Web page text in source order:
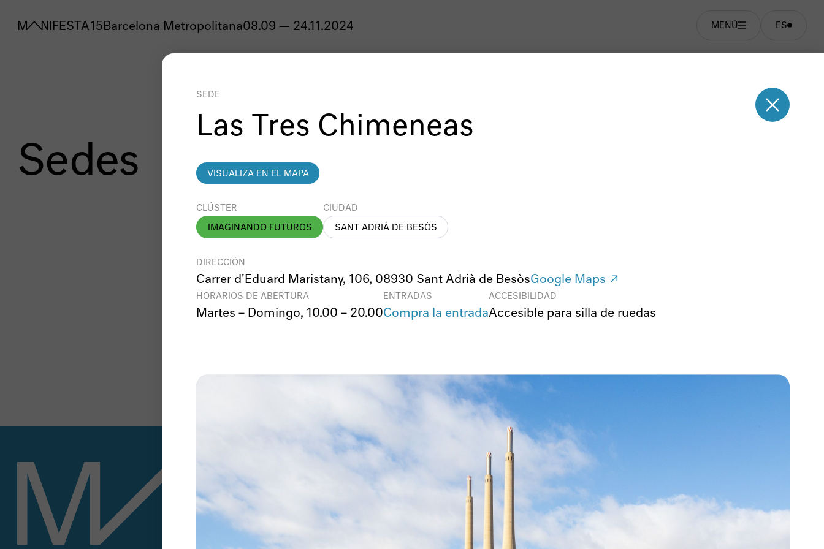
MANIFESTA 15 Barcelona Metropolitana08.09 — 24.11.2024 MENÚ ES
Sedes
SEDE
Las Tres Chimeneas
VISUALIZA EN EL MAPA
CLÚSTER
IMAGINANDO FUTUROS
CIUDAD
SANT ADRIÀ DE BESÒS
DIRECCIÓN
Carrer d'Eduard Maristany, 106, 08930 Sant Adrià de BesòsGoogle Maps ↗
HORARIOS DE ABERTURA
Martes – Domingo, 10.00 – 20.00
ENTRADAS
Compra la entrada
ACCESIBILIDAD
Accesible para silla de ruedas